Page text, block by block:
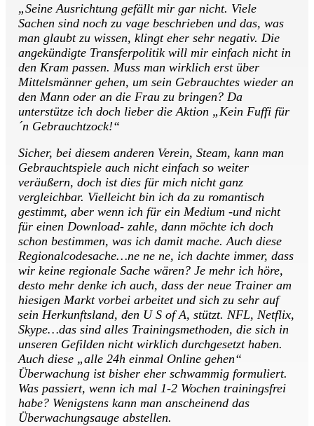
„Seine Ausrichtung gefällt mir gar nicht. Viele
Sachen sind noch zu vage beschrieben und das, was
man glaubt zu wissen, klingt eher sehr negativ. Die
angekündigte Transferpolitik will mir einfach nicht in
den Kram passen. Muss man wirklich erst über
Mittelsmänner gehen, um sein Gebrauchtes wieder an
den Mann oder an die Frau zu bringen? Da
unterstütze ich doch lieber die Aktion „Kein Fuffi für
´n Gebrauchtzock!“
Sicher, bei diesem anderen Verein, Steam, kann man
Gebrauchtspiele auch nicht einfach so weiter
veräußern, doch ist dies für mich nicht ganz
vergleichbar. Vielleicht bin ich da zu romantisch
gestimmt, aber wenn ich für ein Medium -und nicht
für einen Download- zahle, dann möchte ich doch
schon bestimmen, was ich damit mache. Auch diese
Regionalcodesache…ne ne ne, ich dachte immer, dass
wir keine regionale Sache wären? Je mehr ich höre,
desto mehr denke ich auch, dass der neue Trainer am
hiesigen Markt vorbei arbeitet und sich zu sehr auf
sein Herkunftsland, den U S of A, stützt. NFL, Netflix,
Skype…das sind alles Trainingsmethoden, die sich in
unseren Gefilden nicht wirklich durchgesetzt haben.
Auch diese „alle 24h einmal Online gehen“
Überwachung ist bisher eher schwammig formuliert.
Was passiert, wenn ich mal 1-2 Wochen trainingsfrei
habe? Wenigstens kann man anscheinend das
Überwachungsauge abstellen.